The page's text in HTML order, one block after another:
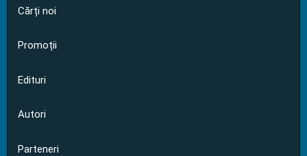
Cărți noi
Promoții
Edituri
Autori
Parteneri